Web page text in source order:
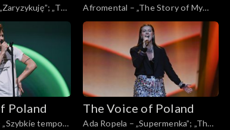
„The
Live, 23 listopada
Afromental – „The Story of My
Life”; „The Voice of Poland”, Live,
23 listopada 2024
Poland
tempo”;
The Voice of Poland
Ada Ropela – „Supermenka”; „The